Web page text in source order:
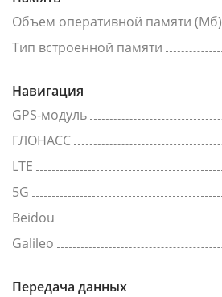
Объем оперативной памяти (Мб)
Тип встроенной памяти
Навигация
GPS-модуль
ГЛОНАСС
LTE
5G
Beidou
Galileo
Передача данных